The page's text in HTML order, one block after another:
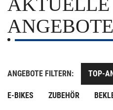
ANGEBOTE
ANGEBOTE FILTERN: TOP-
E-BIKES ZUBEHÖR